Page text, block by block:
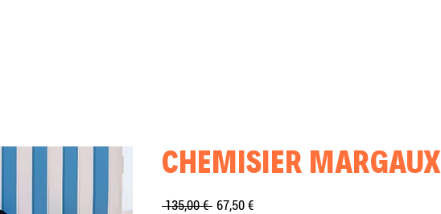
CHEMISIER MARGAUX
135,00 € Prix
67,50 €